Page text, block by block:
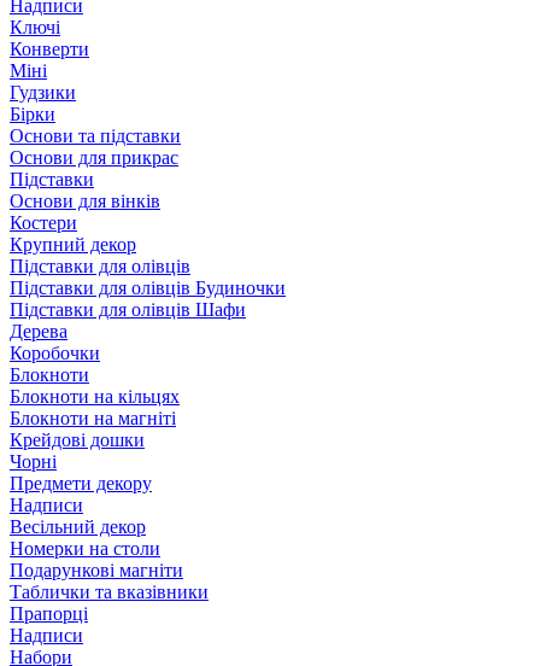
Надписи
Ключі
Конверти
Міні
Гудзики
Бірки
Основи та підставки
Основи для прикрас
Підставки
Основи для вінків
Костери
Крупний декор
Підставки для олівців
Підставки для олівців Будиночки
Підставки для олівців Шафи
Дерева
Коробочки
Блокноти
Блокноти на кільцях
Блокноти на магніті
Крейдові дошки
Чорні
Предмети декору
Надписи
Весільний декор
Номерки на столи
Подарункові магніти
Таблички та вказівники
Прапорці
Надписи
Набори